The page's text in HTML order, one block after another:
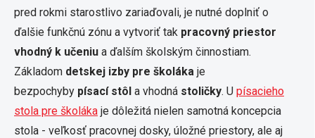
pred rokmi starostlivo zariaďovali, je nutné doplniť o
ďalšie funkčnú zónu a vytvoriť tak pracovný priestor
vhodný k učeniu a ďalším školským činnostiam.
Základom detskej izby pre školáka je
bezpochyby písací stôl a vhodná stoličky. U písacieho
stola pre školáka je dôležitá nielen samotná koncepcia
stola - veľkosť pracovnej dosky, úložné priestory, ale aj